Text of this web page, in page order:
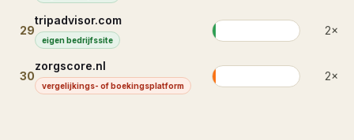
29
tripadvisor.com
eigen bedrijfssite
2×
30
zorgscore.nl
vergelijkings- of boekingsplatform
2×